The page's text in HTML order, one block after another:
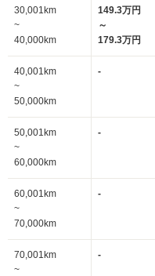
30,001km
~
40,000km
149.3万円
～
179.3万円
40,001km
~
50,000km
-
50,001km
~
60,000km
-
60,001km
~
70,000km
-
70,001km
~
-